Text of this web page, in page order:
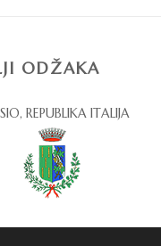
ODŽAKA
REPUBLIKA ITALIJA